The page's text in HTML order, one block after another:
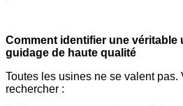
Comment identifier une véritable
guidage de haute qualité
Toutes les usines ne se valent pas.
rechercher :